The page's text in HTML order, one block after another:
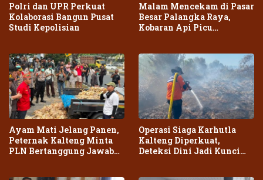
Polri dan UPR Perkuat
Kolaborasi Bangun Pusat
Studi Kepolisian
Malam Mencekam di Pasar
Besar Palangka Raya,
Kobaran Api Picu
Ayam Mati Jelang Panen,
Peternak Kalteng Minta
PLN Bertanggung Jawab
Operasi Siaga Karhutla
Kalteng Diperkuat,
Deteksi Dini Jadi Kunci